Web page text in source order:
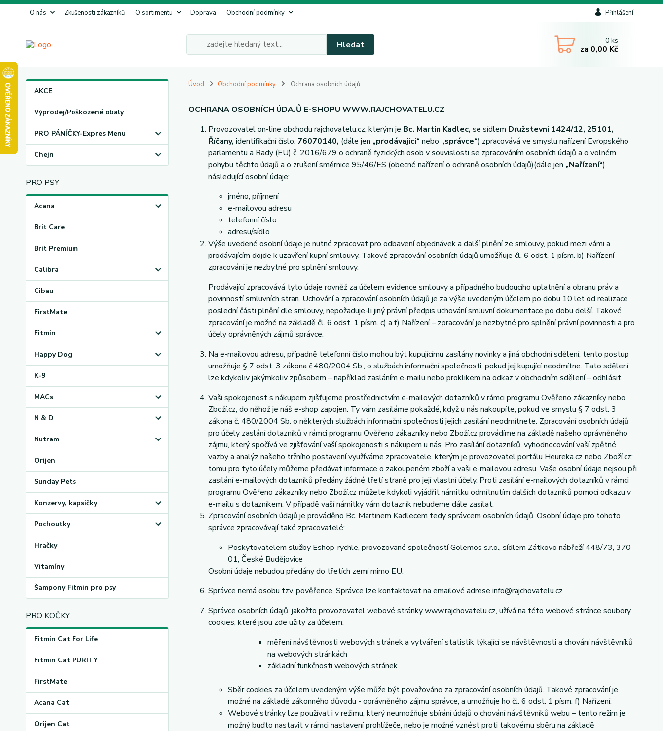
O nás Zkušenosti zákazníků O sortimentu Doprava Obchodní podmínky Přihlášení
Hledat 0ks
za 0,00 Kč
AKCE
Výprodej/Poškozené obaly
PRO PÁNÍČKY-Expres Menu
Chejn
PRO PSY
Acana
Brit Care
Brit Premium
Calibra
Cibau
FirstMate
Fitmin
Happy Dog
K-9
MACs
N & D
Nutram
Orijen
Sunday Pets
Konzervy, kapsičky
Pochoutky
Hračky
Vitamíny
Šampony Fitmin pro psy
PRO KOČKY
Fitmin Cat For Life
Fitmin Cat PURITY
FirstMate
Acana Cat
Orijen Cat
Úvod Obchodní podmínky Ochrana osobních údajů
OCHRANA OSOBNÍCH ÚDAJŮ E-SHOPU WWW.RAJCHOVATELU.CZ
Provozovatel on-line obchodu rajchovatelu.cz, kterým je Bc. Martin Kadlec, se sídlem Družstevní 1424/12, 25101,
Říčany, identifikační číslo: 76070140, (dále jen „prodávající“ nebo „správce“) zpracovává ve smyslu nařízení Evropského
parlamentu a Rady (EU) č. 2016/679 o ochraně fyzických osob v souvislosti se zpracováním osobních údajů a o volném
pohybu těchto údajů a o zrušení směrnice 95/46/ES (obecné nařízení o ochraně osobních údajů)(dále jen „Nařízení“),
následující osobní údaje:
jméno, příjmení
e-mailovou adresu
telefonní číslo
adresu/sídlo
Výše uvedené osobní údaje je nutné zpracovat pro odbavení objednávek a další plnění ze smlouvy, pokud mezi vámi a
prodávajícím dojde k uzavření kupní smlouvy. Takové zpracování osobních údajů umožňuje čl. 6 odst. 1 písm. b) Nařízení –
zpracování je nezbytné pro splnění smlouvy.
Prodávající zpracovává tyto údaje rovněž za účelem evidence smlouvy a případného budoucího uplatnění a obranu práv a
povinností smluvních stran. Uchování a zpracování osobních údajů je za výše uvedeným účelem po dobu 10 let od realizace
poslední části plnění dle smlouvy, nepožaduje-li jiný právní předpis uchování smluvní dokumentace po dobu delší. Takové
zpracování je možné na základě čl. 6 odst. 1 písm. c) a f) Nařízení – zpracování je nezbytné pro splnění právní povinnosti a pro
účely oprávněných zájmů správce.
Na e-mailovou adresu, případně telefonní číslo mohou být kupujícímu zasílány novinky a jiná obchodní sdělení, tento postup
umožňuje § 7 odst. 3 zákona č.480/2004 Sb., o službách informační společnosti, pokud jej kupující neodmítne. Tato sdělení
lze kdykoliv jakýmkoliv způsobem – například zasláním e-mailu nebo proklikem na odkaz v obchodním sdělení – odhlásit.
Vaši spokojenost s nákupem zjišťujeme prostřednictvím e-mailových dotazníků v rámci programu Ověřeno zákazníky nebo
Zboží.cz, do něhož je náš e-shop zapojen. Ty vám zasíláme pokaždé, když u nás nakoupíte, pokud ve smyslu § 7 odst. 3
zákona č. 480/2004 Sb. o některých službách informační společnosti jejich zasílání neodmítnete. Zpracování osobních údajů
pro účely zaslání dotazníků v rámci programu Ověřeno zákazníky nebo Zboží.cz provádíme na základě našeho oprávněného
zájmu, který spočívá ve zjišťování vaší spokojenosti s nákupem u nás. Pro zasílání dotazníků, vyhodnocování vaší zpětné
vazby a analýz našeho tržního postavení využíváme zpracovatele, kterým je provozovatel portálu Heureka.cz nebo Zboží.cz;
tomu pro tyto účely můžeme předávat informace o zakoupeném zboží a vaši e-mailovou adresu. Vaše osobní údaje nejsou při
zasílání e-mailových dotazníků předány žádné třetí straně pro její vlastní účely. Proti zasílání e-mailových dotazníků v rámci
programu Ověřeno zákazníky nebo Zboží.cz můžete kdykoli vyjádřit námitku odmítnutím dalších dotazníků pomocí odkazu v
e-mailu s dotazníkem. V případě vaší námitky vám dotazník nebudeme dále zasílat.
Zpracování osobních údajů je prováděno Bc. Martinem Kadlecem tedy správcem osobních údajů. Osobní údaje pro tohoto
správce zpracovávají také zpracovatelé:
Poskytovatelem služby Eshop-rychle, provozované společností Golemos s.r.o., sídlem Zátkovo nábřeží 448/73, 370
01, České Budějovice
Osobní údaje nebudou předány do třetích zemí mimo EU.
Správce nemá osobu tzv. pověřence. Správce lze kontaktovat na emailové adrese info@rajchovatelu.cz
Správce osobních údajů, jakožto provozovatel webové stránky www.rajchovatelu.cz, užívá na této webové stránce soubory
cookies, které jsou zde užity za účelem:
měření návštěvnosti webových stránek a vytváření statistik týkající se návštěvnosti a chování návštěvníků
na webových stránkách
základní funkčnosti webových stránek
Sběr cookies za účelem uvedeným výše může být považováno za zpracování osobních údajů. Takové zpracování je
možné na základě zákonného důvodu - oprávněného zájmu správce, a umožňuje ho čl. 6 odst. 1 písm. f) Nařízení.
Webové stránky lze používat i v režimu, který neumožňuje sbírání údajů o chování návštěvníků webu – tento režim je
možný buďto nastavit v rámci nastavení prohlížeče, nebo je možné vznést proti takovému sběru na základě